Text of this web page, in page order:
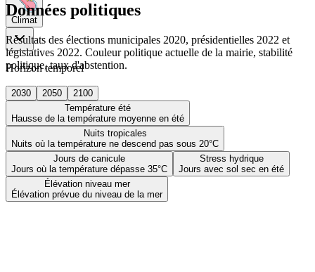
Climat
Horizon temporel
2030 2050
2100
Température été
Hausse de la température moyenne en été
Nuits tropicales
Nuits où la température ne descend pas sous 20°C
Jours de canicule
Jours où la température dépasse 35°C
Stress hydrique
Jours avec sol sec en été
Élévation niveau mer
Élévation prévue du niveau de la mer
Données politiques
Résultats des élections municipales 2020, présidentielles 2022 et
législatives 2022. Couleur politique actuelle de la mairie, stabilité
politique, taux d'abstention.